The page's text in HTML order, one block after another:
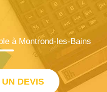
à Montrond-les-Bains
DEVIS